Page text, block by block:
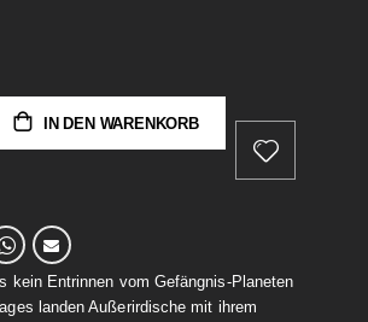
IN DEN WARENKORB
kein Entrinnen vom Gefängnis-Planeten
landen Außerirdische mit ihrem